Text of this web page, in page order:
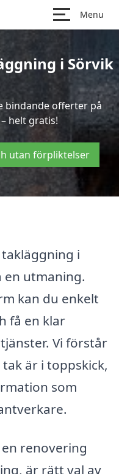
Menu
i Sörvik
bindande offerter på
helt gratis!
utan förpliktelser
i
en utmaning.
kan du enkelt
få en klar
Vi förstår
är i toppskick,
som
renovering
är rätt val av